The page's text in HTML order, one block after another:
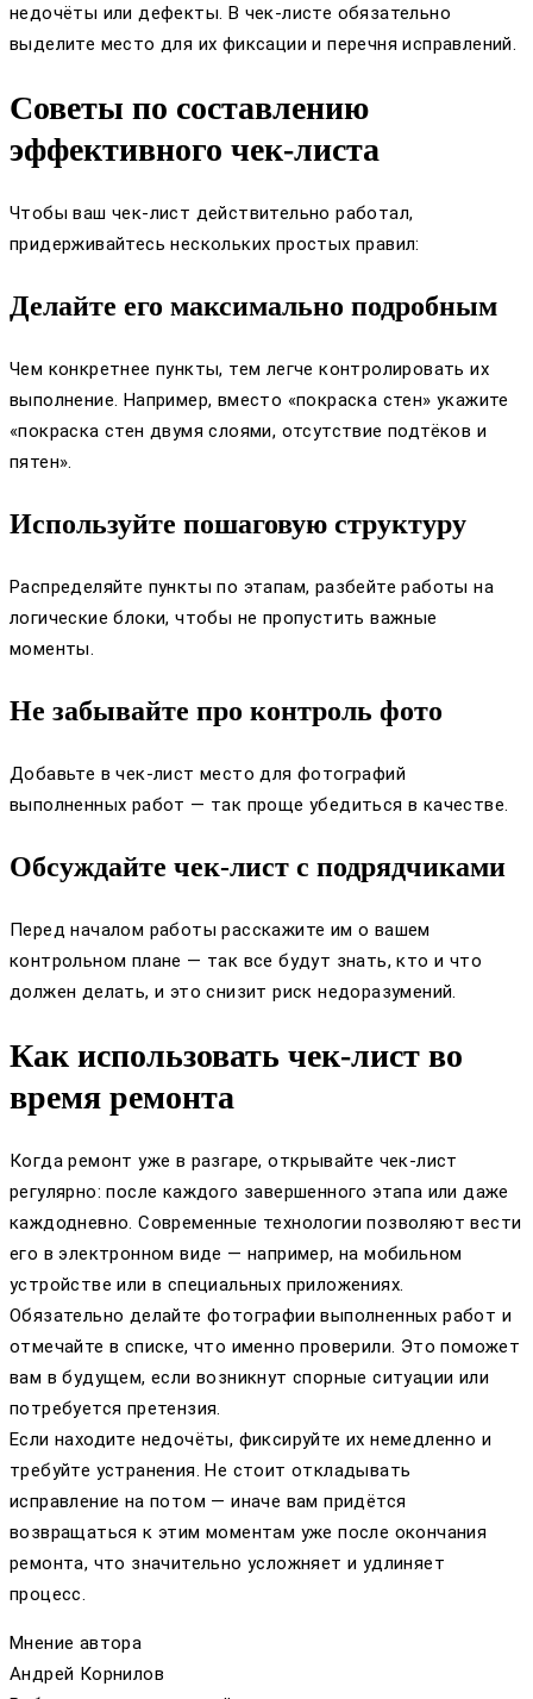
недочёты или дефекты. В чек-листе обязательно
выделите место для их фиксации и перечня исправлений.
Советы по составлению
эффективного чек-листа
Чтобы ваш чек-лист действительно работал,
придерживайтесь нескольких простых правил:
Делайте его максимально подробным
Чем конкретнее пункты, тем легче контролировать их
выполнение. Например, вместо «покраска стен» укажите
«покраска стен двумя слоями, отсутствие подтёков и
пятен».
Используйте пошаговую структуру
Распределяйте пункты по этапам, разбейте работы на
логические блоки, чтобы не пропустить важные
моменты.
Не забывайте про контроль фото
Добавьте в чек-лист место для фотографий
выполненных работ — так проще убедиться в качестве.
Обсуждайте чек-лист с подрядчиками
Перед началом работы расскажите им о вашем
контрольном плане — так все будут знать, кто и что
должен делать, и это снизит риск недоразумений.
Как использовать чек-лист во
время ремонта
Когда ремонт уже в разгаре, открывайте чек-лист
регулярно: после каждого завершенного этапа или даже
каждодневно. Современные технологии позволяют вести
его в электронном виде — например, на мобильном
устройстве или в специальных приложениях.
Обязательно делайте фотографии выполненных работ и
отмечайте в списке, что именно проверили. Это поможет
вам в будущем, если возникнут спорные ситуации или
потребуется претензия.
Если находите недочёты, фиксируйте их немедленно и
требуйте устранения. Не стоит откладывать
исправление на потом — иначе вам придётся
возвращаться к этим моментам уже после окончания
ремонта, что значительно усложняет и удлиняет
процесс.
Мнение автора
Андрей Корнилов